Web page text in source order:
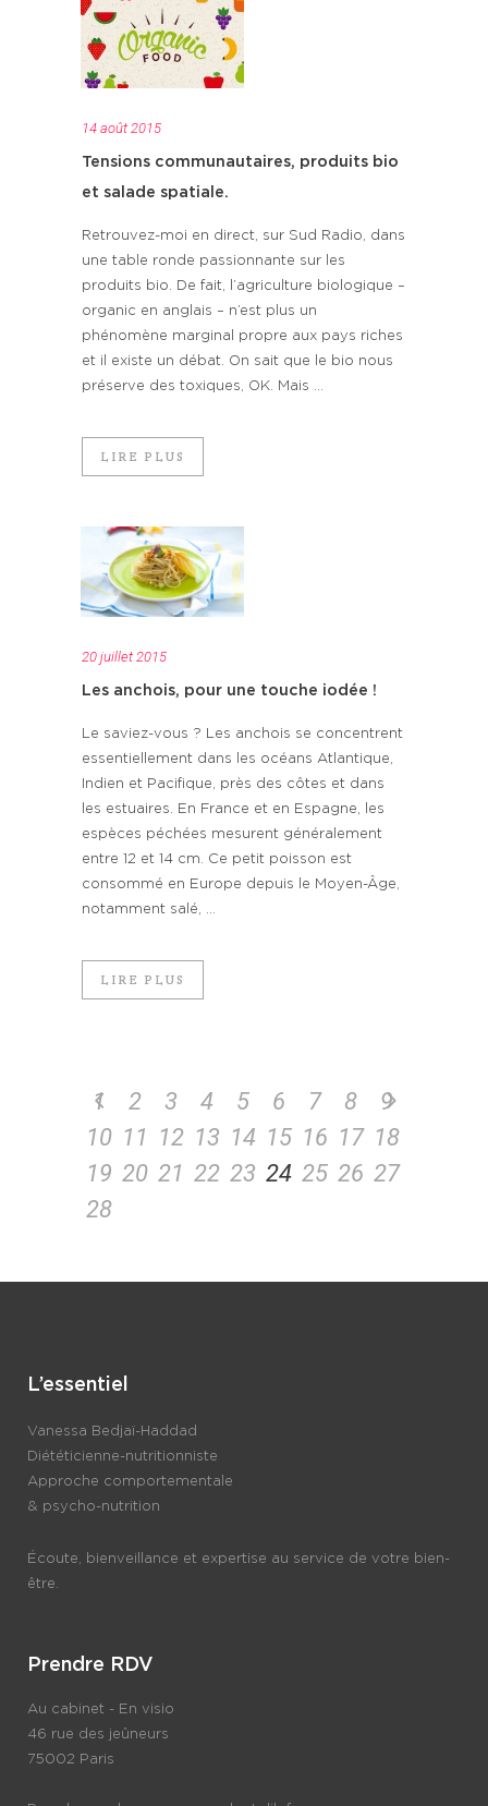
14 août 2015
Tensions communautaires, produits bio
et salade spatiale.
Retrouvez-moi en direct, sur Sud Radio, dans
une table ronde passionnante sur les
produits bio. De fait, l’agriculture biologique –
organic en anglais – n’est plus un
phénomène marginal propre aux pays riches
et il existe un débat. On sait que le bio nous
préserve des toxiques, OK. Mais ...
LIRE PLUS
20 juillet 2015
Les anchois, pour une touche iodée !
Le saviez-vous ? Les anchois se concentrent
essentiellement dans les océans Atlantique,
Indien et Pacifique, près des côtes et dans
les estuaires. En France et en Espagne, les
espèces péchées mesurent généralement
entre 12 et 14 cm. Ce petit poisson est
consommé en Europe depuis le Moyen-Âge,
notamment salé, ...
LIRE PLUS
1 2 3 4 5 6 7 8
9
10 11 12 13 14 15 16 17 18
19 20 21 22 23 24 25 26 27
28
L’essentiel
Vanessa Bedjaï-Haddad
Diététicienne-nutritionniste
Approche comportementale
& psycho-nutrition
Écoute, bienveillance et expertise au service de votre bien-
être.
Prendre RDV
Au cabinet - En visio
46 rue des jeûneurs
75002 Paris